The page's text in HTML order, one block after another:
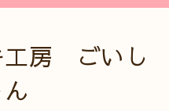
工房 ごいし